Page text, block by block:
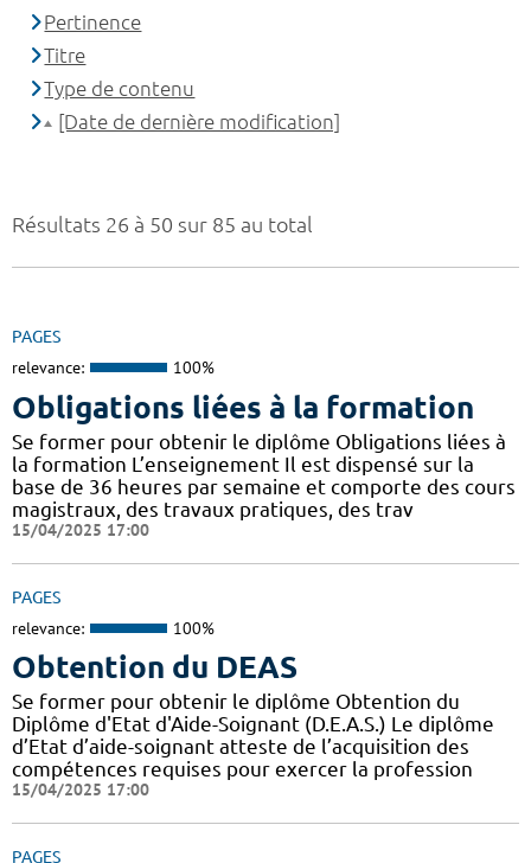
Résultats 26 à 50 sur 85 au total
PAGES
relevance: 100%
Obligations liées à la formation
Se former pour obtenir le diplôme Obligations liées à
la formation L’enseignement Il est dispensé sur la
base de 36 heures par semaine et comporte des cours
magistraux, des travaux pratiques, des trav
15/04/2025 17:00
PAGES
relevance: 100%
Obtention du DEAS
Se former pour obtenir le diplôme Obtention du
Diplôme d'Etat d'Aide-Soignant (D.E.A.S.) Le diplôme
d’Etat d’aide-soignant atteste de l’acquisition des
compétences requises pour exercer la profession
15/04/2025 17:00
PAGES
Pertinence
Titre
Type de contenu
[Date de dernière modification]